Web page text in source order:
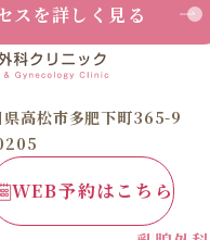
スを詳しく見る
高松市多肥下町365-9
WEB予約はこちら